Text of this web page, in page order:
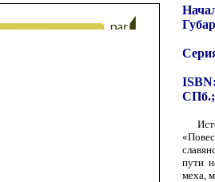
СПб.;
пути
меха,